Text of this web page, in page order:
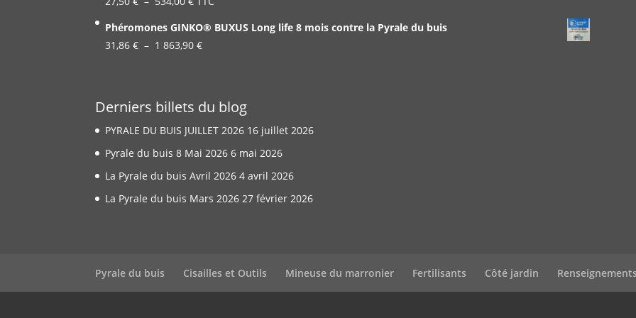
19,99 €
à
337,00 €
prix :
27,50 €
Phéromones GINKO® BUXUS Long life 8 mois contre la Pyrale du buis
31,86€ – 1 863,90€Plage
à
1
863,90 €
Derniers billets du blog
PYRALE DU BUIS JUILLET 2026 16 juillet 2026
Pyrale du buis 8 Mai 2026 6 mai 2026
La Pyrale du buis Avril 2026 4 avril 2026
La Pyrale du buis Mars 2026 27 février 2026
Pyrale du buis Cisailles et Outils Mineuse du marronier Fertilisants Côté jardin